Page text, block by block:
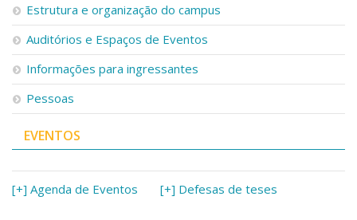
Estrutura e organização do campus
Auditórios e Espaços de Eventos
Informações para ingressantes
Pessoas
EVENTOS
[+] Agenda de Eventos [+] Defesas de teses